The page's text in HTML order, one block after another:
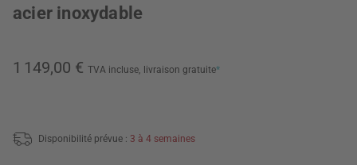
acier inoxydable
1 149,00 € TVA incluse, livraison gratuite*
Disponibilité prévue : 3 à 4 semaines